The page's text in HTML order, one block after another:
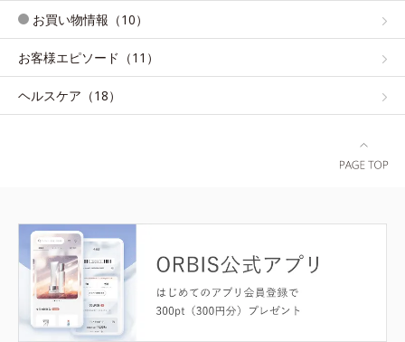
お買い物情報（10）
お客様エピソード（11）
ヘルスケア（18）